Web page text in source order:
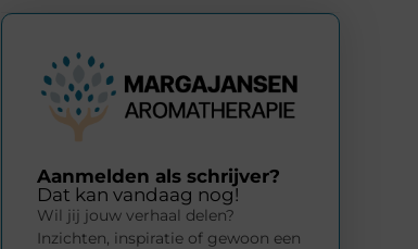
Aanmelden als schrijver?
Dat kan vandaag nog!
Wil jij jouw verhaal delen?
Inzichten, inspiratie of gewoon een